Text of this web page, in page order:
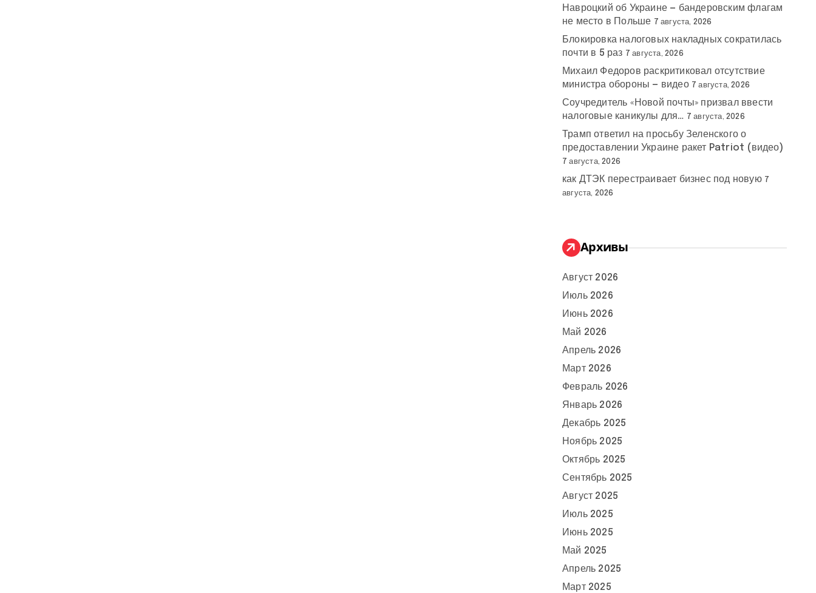
Навроцкий об Украине — бандеровским флагам
не место в Польше 7 августа, 2026
Блокировка налоговых накладных сократилась
почти в 5 раз 7 августа, 2026
Михаил Федоров раскритиковал отсутствие
министра обороны — видео 7 августа, 2026
Соучредитель «Новой почты» призвал ввести
налоговые каникулы для… 7 августа, 2026
Трамп ответил на просьбу Зеленского о
предоставлении Украине ракет Patriot (видео)
7 августа, 2026
как ДТЭК перестраивает бизнес под новую 7
августа, 2026
Архивы
Август 2026
Июль 2026
Июнь 2026
Май 2026
Апрель 2026
Март 2026
Февраль 2026
Январь 2026
Декабрь 2025
Ноябрь 2025
Октябрь 2025
Сентябрь 2025
Август 2025
Июль 2025
Июнь 2025
Май 2025
Апрель 2025
Март 2025